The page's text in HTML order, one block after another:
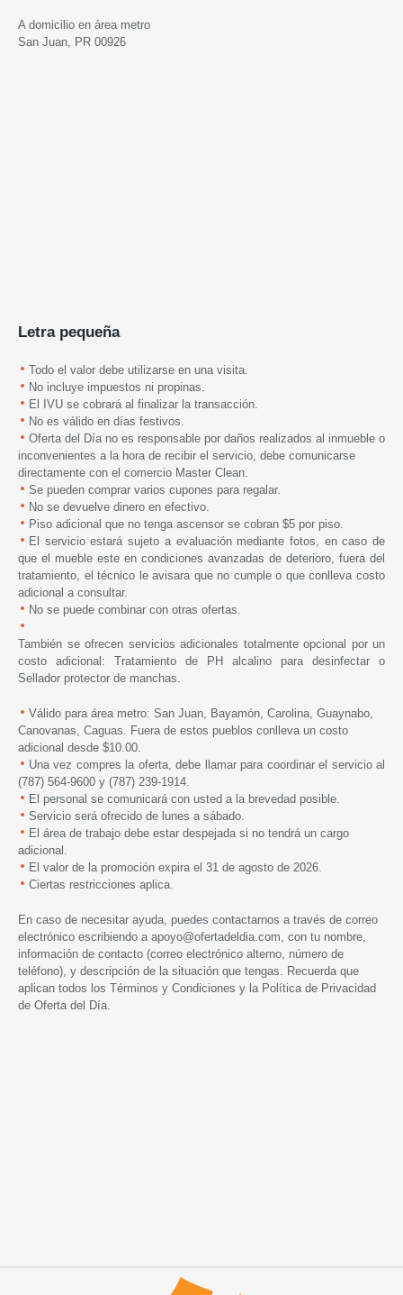
A domicilio en área metro
San Juan, PR 00926
Letra pequeña
Todo el valor debe utilizarse en una visita.
No incluye impuestos ni propinas.
El IVU se cobrará al finalizar la transacción.
No es válido en días festivos.
Oferta del Día no es responsable por daños realizados al inmueble o
inconvenientes a la hora de recibir el servicio, debe comunicarse
directamente con el comercio Master Clean.
Se pueden comprar varios cupones para regalar.
No se devuelve dinero en efectivo.
Piso adicional que no tenga ascensor se cobran $5 por piso.
El servicio estará sujeto a evaluación mediante fotos, en caso de
que el mueble este en condiciones avanzadas de deterioro, fuera del
tratamiento, el técnico le avisara que no cumple o que conlleva costo
adicional a consultar.
No se puede combinar con otras ofertas.
También se ofrecen servicios adicionales totalmente opcional por un
costo adicional: Tratamiento de PH alcalino para desinfectar o
Sellador protector de manchas.
Válido para área metro: San Juan, Bayamón, Carolina, Guaynabo,
Canovanas, Caguas. Fuera de estos pueblos conlleva un costo
adicional desde $10.00.
Una vez compres la oferta, debe llamar para coordinar el servicio al
(787) 564-9600 y (787) 239-1914.
El personal se comunicará con usted a la brevedad posible.
Servicio será ofrecido de lunes a sábado.
El área de trabajo debe estar despejada si no tendrá un cargo
adicional.
El valor de la promoción expira el 31 de agosto de 2026.
Ciertas restricciones aplica.
En caso de necesitar ayuda, puedes contactarnos a través de correo
electrónico escribiendo a apoyo@ofertadeldia.com , con tu nombre,
información de contacto (correo electrónico alterno, número de
teléfono), y descripción de la situación que tengas. Recuerda que
aplican todos los Términos y Condiciones y la Política de Privacidad
de Oferta del Día.